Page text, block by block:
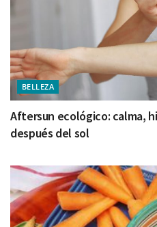
BELLEZA
Aftersun ecológico: calma,
después del sol